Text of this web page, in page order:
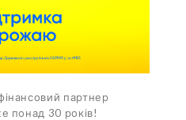
партнер
понад 30 років!